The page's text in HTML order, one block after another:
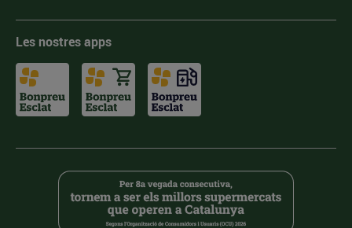
Les nostres apps